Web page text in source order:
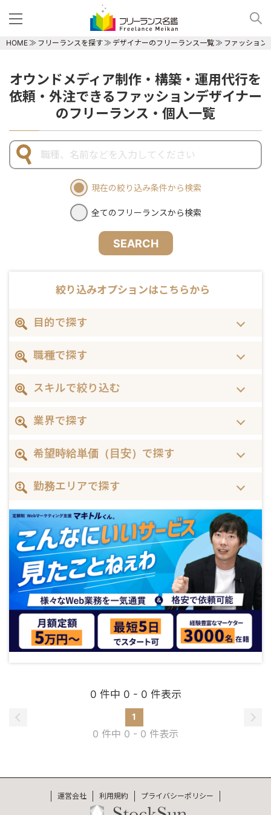
HOME フリーランスを探す デザイナーのフリーランス一覧 ファッション
オウンドメディア制作・構築・運用代行を
依頼・外注できるファッションデザイナー
のフリーランス・個人一覧
現在の絞り込み条件から検索
全てのフリーランスから検索
SEARCH
絞り込みオプションはこちらから
目的で探す
職種で探す
スキルで絞り込む
業界で探す
希望時給単価（目安）で探す
勤務エリアで探す
0 件中 0 - 0 件表示
1
0 件中 0 - 0 件表示
運営会社 利用規約 プライバシーポリシー